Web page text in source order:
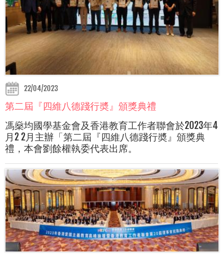
22/04/2023
第二屆『四維八德踐行奬』頒獎典禮
馮燊均國學基金會及香港教育工作者聯會於2023年4
月2 2月主辦「第二屆『四維八德踐行奬』頒獎典
禮，本會劉餘權執委代表出席。